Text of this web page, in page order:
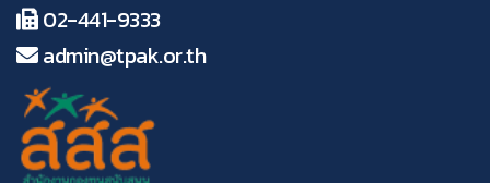
02-441-9333
admin@tpak.or.th